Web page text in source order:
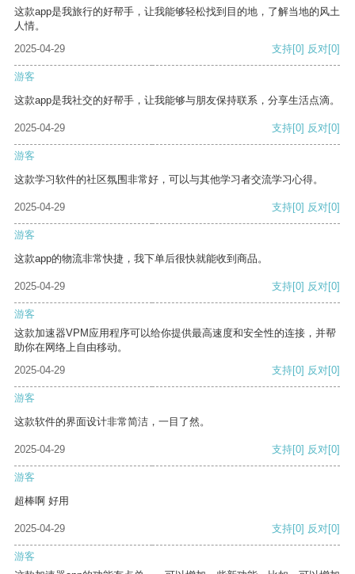
这款app是我旅行的好帮手，让我能够轻松找到目的地，了解当地的风土
人情。
2025-04-29
支持[0] 反对[0]
游客
这款app是我社交的好帮手，让我能够与朋友保持联系，分享生活点滴。
2025-04-29 支持[0] 反对[0]
游客
这款学习软件的社区氛围非常好，可以与其他学习者交流学习心得。
2025-04-29 支持[0] 反对[0]
游客
这款app的物流非常快捷，我下单后很快就能收到商品。
2025-04-29 支持[0] 反对[0]
游客
这款加速器VPM应用程序可以给你提供最高速度和安全性的连接，并帮
助你在网络上自由移动。
2025-04-29
支持[0] 反对[0]
游客
这款软件的界面设计非常简洁，一目了然。
2025-04-29 支持[0] 反对[0]
游客
超棒啊 好用
2025-04-29 支持[0] 反对[0]
游客